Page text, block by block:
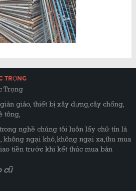
TRỌNG
Trọng
giáo, thiết bị xây dựng,cây chống,
tông,
nghề chúng tôi luôn lấy chữ tín là
không ngại khó,không ngại xa,thu mua
tiền trước khi kết thúc mua bán
cũ